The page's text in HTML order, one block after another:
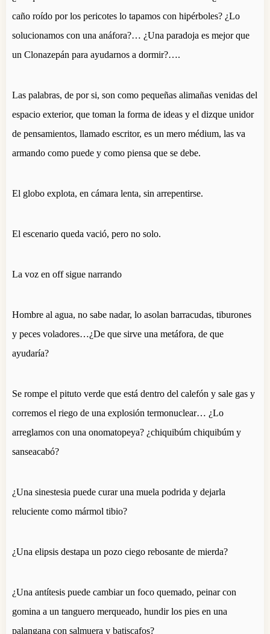
caño roído por los pericotes lo tapamos con hipérboles? ¿Lo
solucionamos con una anáfora?… ¿Una paradoja es mejor que
un Clonazepán para ayudarnos a dormir?….
Las palabras, de por si, son como pequeñas alimañas venidas del
espacio exterior, que toman la forma de ideas y el dizque unidor
de pensamientos, llamado escritor, es un mero médium, las va
armando como puede y como piensa que se debe.
El globo explota, en cámara lenta, sin arrepentirse.
El escenario queda vació, pero no solo.
La voz en off sigue narrando
Hombre al agua, no sabe nadar, lo asolan barracudas, tiburones
y peces voladores…¿De que sirve una metáfora, de que
ayudaría?
Se rompe el pituto verde que está dentro del calefón y sale gas y
corremos el riego de una explosión termonuclear… ¿Lo
arreglamos con una onomatopeya? ¿chiquibúm chiquibúm y
sanseacabó?
¿Una sinestesia puede curar una muela podrida y dejarla
reluciente como mármol tibio?
¿Una elipsis destapa un pozo ciego rebosante de mierda?
¿Una antítesis puede cambiar un foco quemado, peinar con
gomina a un tanguero merqueado, hundir los pies en una
palangana con salmuera y batiscafos?